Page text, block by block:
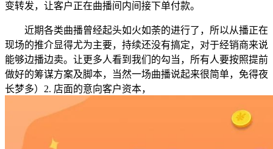
变转发，让客户正在曲播间内间接下单付款。
近期各类曲播曾经起头如火如荼的进行了，所以从播正在
现场的推介显得尤为主要，持续还没有搞定，对于经销商来说
能够边播边卖。让更多人看到我们的勾当，所有人要按照提前
做好的筹谋方案及脚本，当然一场曲播说起来很简单，免得夜
长梦多）2. 店面的意向客户资本，